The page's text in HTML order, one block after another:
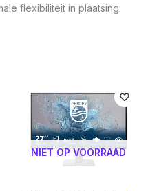
flexibiliteit in plaatsing.
NIET OP VOORRAAD